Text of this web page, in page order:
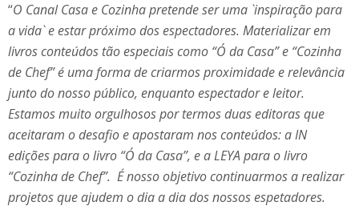
“O Canal Casa e Cozinha pretende ser uma `inspiração para
a vida` e estar próximo dos espectadores. Materializar em
livros conteúdos tão especiais como “Ó da Casa” e “Cozinha
de Chef” é uma forma de criarmos proximidade e relevância
junto do nosso público, enquanto espectador e leitor.
Estamos muito orgulhosos por termos duas editoras que
aceitaram o desafio e apostaram nos conteúdos: a IN
edições para o livro “Ó da Casa”, e a LEYA para o livro
“Cozinha de Chef”. É nosso objetivo continuarmos a realizar
projetos que ajudem o dia a dia dos nossos espetadores.